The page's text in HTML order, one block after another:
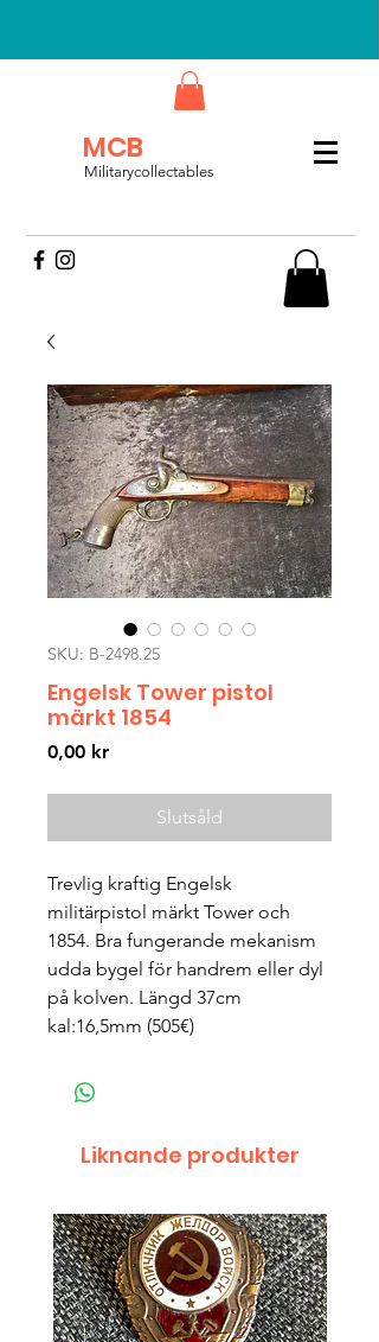
MCB
Militarycollectables
SKU: B-2498.25
Engelsk Tower pistol
märkt 1854
0,00 krPris
Slutsåld
Trevlig kraftig Engelsk
militärpistol märkt Tower och
1854. Bra fungerande mekanism
udda bygel för handrem eller dyl
på kolven. Längd 37cm
kal:16,5mm (505€)
Liknande produkter